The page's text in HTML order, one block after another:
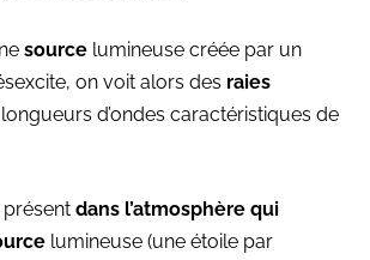
source lumineuse créée par un
on voit alors des raies
d’ondes caractéristiques de
dans l’atmosphère qui
lumineuse (une étoile par